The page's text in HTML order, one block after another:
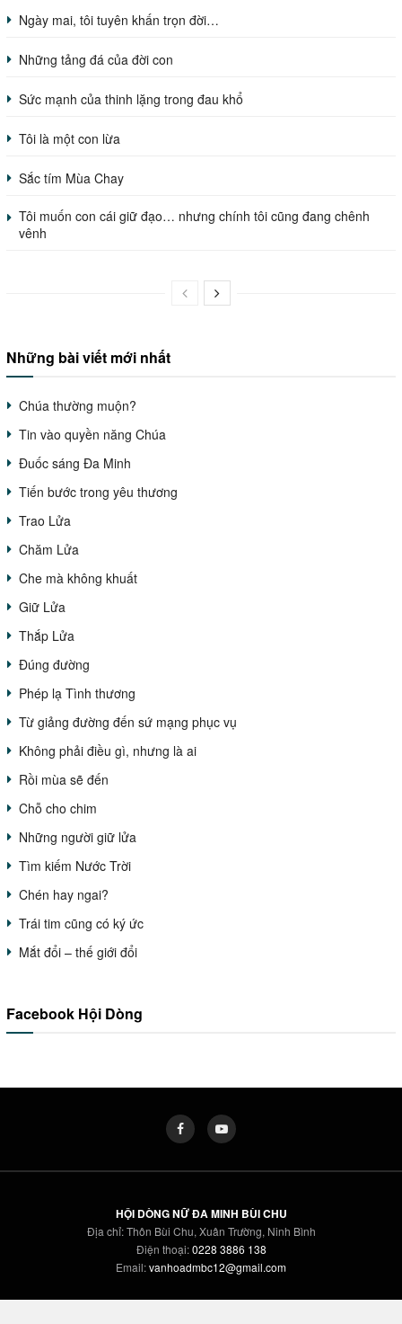
Ngày mai, tôi tuyên khấn trọn đời…
Những tảng đá của đời con
Sức mạnh của thinh lặng trong đau khổ
Tôi là một con lừa
Sắc tím Mùa Chay
Tôi muốn con cái giữ đạo… nhưng chính tôi cũng đang chênh
vênh
Những bài viết mới nhất
Chúa thường muộn?
Tin vào quyền năng Chúa
Đuốc sáng Đa Minh
Tiến bước trong yêu thương
Trao Lửa
Chăm Lửa
Che mà không khuất
Giữ Lửa
Thắp Lửa
Đúng đường
Phép lạ Tình thương
Từ giảng đường đến sứ mạng phục vụ
Không phải điều gì, nhưng là ai
Rồi mùa sẽ đến
Chỗ cho chim
Những người giữ lửa
Tìm kiếm Nước Trời
Chén hay ngai?
Trái tim cũng có ký ức
Mắt đổi – thế giới đổi
Facebook Hội Dòng
HỘI DÒNG NỮ ĐA MINH BÙI CHU
Địa chỉ: Thôn Bùi Chu, Xuân Trường, Ninh Bình
Điện thoại:0228 3886 138
Email:vanhoadmbc12@gmail.com